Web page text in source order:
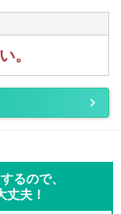
。
るので、
丈夫！